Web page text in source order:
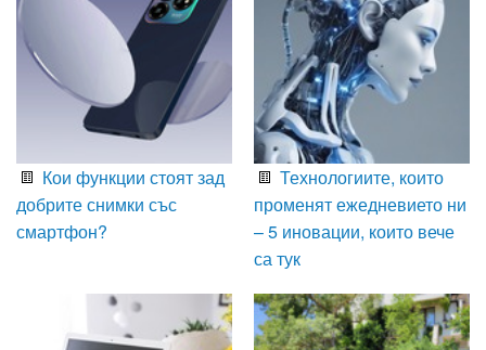
Кои функции стоят зад
добрите снимки със
смартфон?
Технологиите, които
променят ежедневието ни
– 5 иновации, които вече
са тук